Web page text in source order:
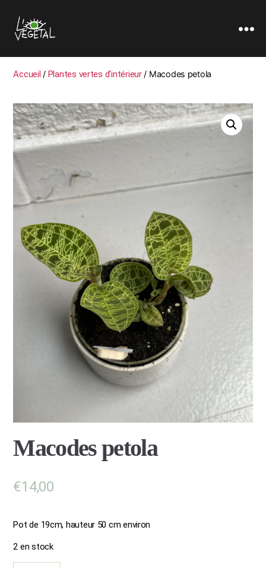
Accueil / Plantes vertes d'intérieur/ Macodes petola
Macodes petola
€14,00
Pot de 19cm, hauteur 50 cm environ
2 en stock